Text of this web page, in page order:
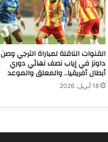
القنوات الناقلة لمباراة الترجي وصن
داونز في إياب نصف نهائي دوري
أبطال أفريقيا.. والمعلق والموعد
18 أبريل، 2026